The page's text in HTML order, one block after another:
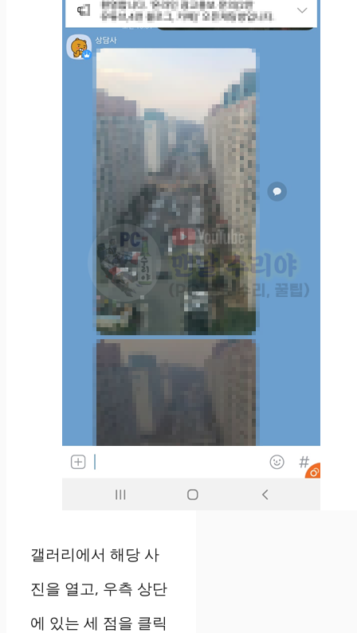
갤러리에서 해당 사
진을 열고, 우측 상단
에 있는 세 점을 클릭